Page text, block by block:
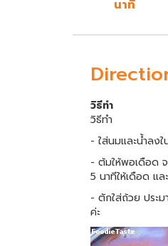
นาที
วิธีทำ
วิธีทำ
- ใส่นมและน้ำลง
- ต้มให้พอเดือด
5 นาทีให้เดือด แ
- ตักใส่ถ้วย ประ
ค่ะ